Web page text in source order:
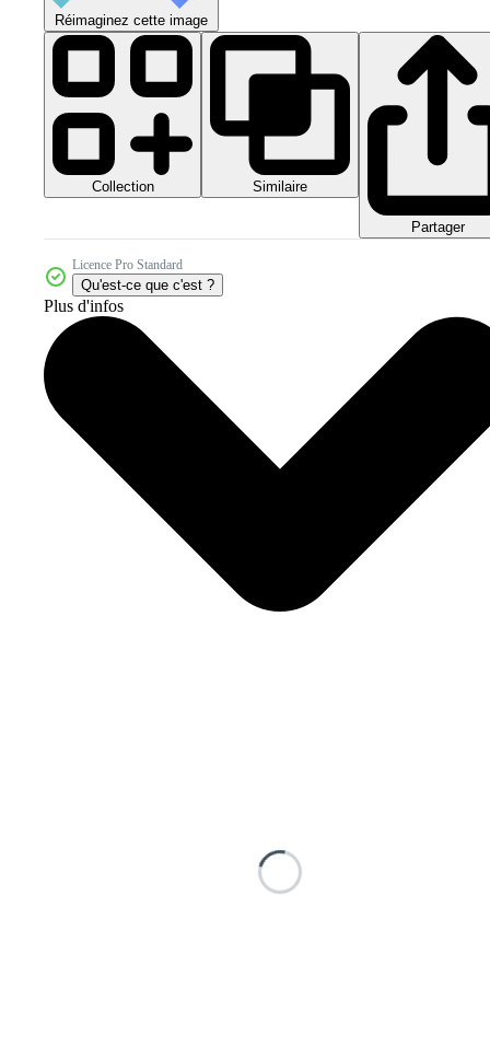
Réimaginez cette image
Collection Similaire
Partager
Licence Pro Standard
Qu'est-ce que c'est ?
Plus d'infos